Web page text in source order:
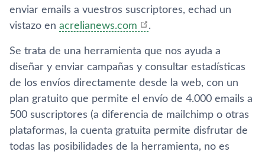
enviar emails a vuestros suscriptores, echad un
vistazo en acrelianews.com .
Se trata de una herramienta que nos ayuda a
diseñar y enviar campañas y consultar estadí­sticas
de los enví­os directamente desde la web, con un
plan gratuito que permite el enví­o de 4.000 emails a
500 suscriptores (a diferencia de mailchimp o otras
plataformas, la cuenta gratuita permite disfrutar de
todas las posibilidades de la herramienta, no es